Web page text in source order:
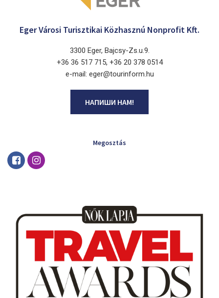
Eger Városi Turisztikai Közhasznú Nonprofit Kft.
3300 Eger, Bajcsy-Zs.u.9.
+36 36 517 715, +36 20 378 0514
e-mail: eger@tourinform.hu
НАПИШИ НАМ!
Megosztás